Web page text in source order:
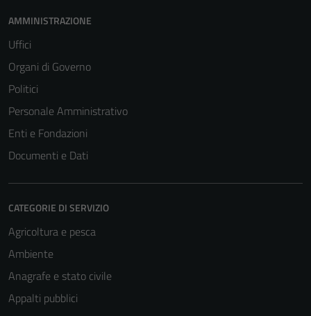
AMMINISTRAZIONE
Uffici
Organi di Governo
Politici
Personale Amministrativo
Enti e Fondazioni
Documenti e Dati
CATEGORIE DI SERVIZIO
Agricoltura e pesca
Ambiente
Anagrafe e stato civile
Appalti pubblici